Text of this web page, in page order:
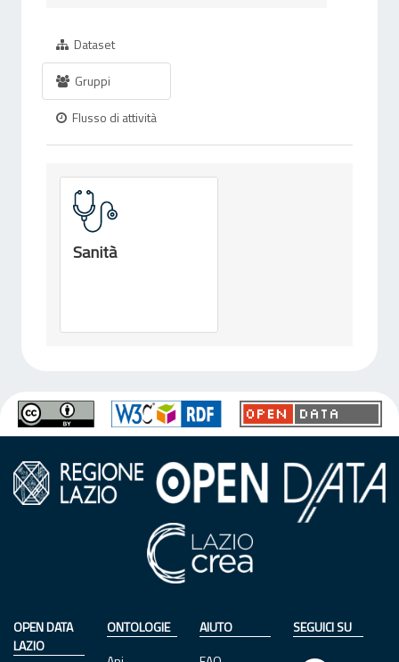
Dataset
Gruppi
Flusso di attività
Sanità
OPEN DATA
LAZIO
ONTOLOGIE
AIUTO
SEGUICI SU